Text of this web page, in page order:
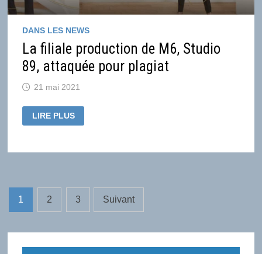
DANS LES NEWS
La filiale production de M6, Studio
89, attaquée pour plagiat
21 mai 2021
LA
FILIALE
STUDIO
PLAGIAT
LIRE PLUS
Pagination
publications
1 2 3 Suivant